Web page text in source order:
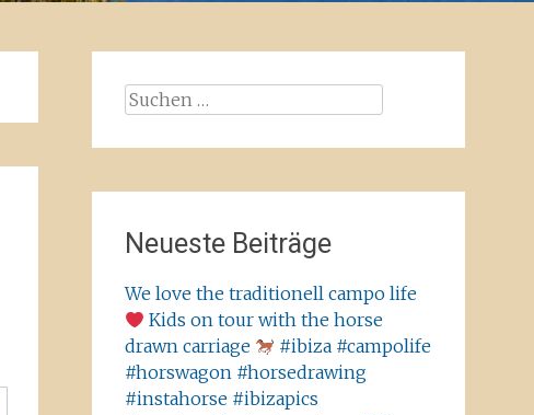
Suchen
Neueste Beiträge
We love the traditionell campo life
Kids on tour with the horse
drawn carriage
#ibiza #campolife
#horswagon #horsedrawing
#instahorse #ibizapics